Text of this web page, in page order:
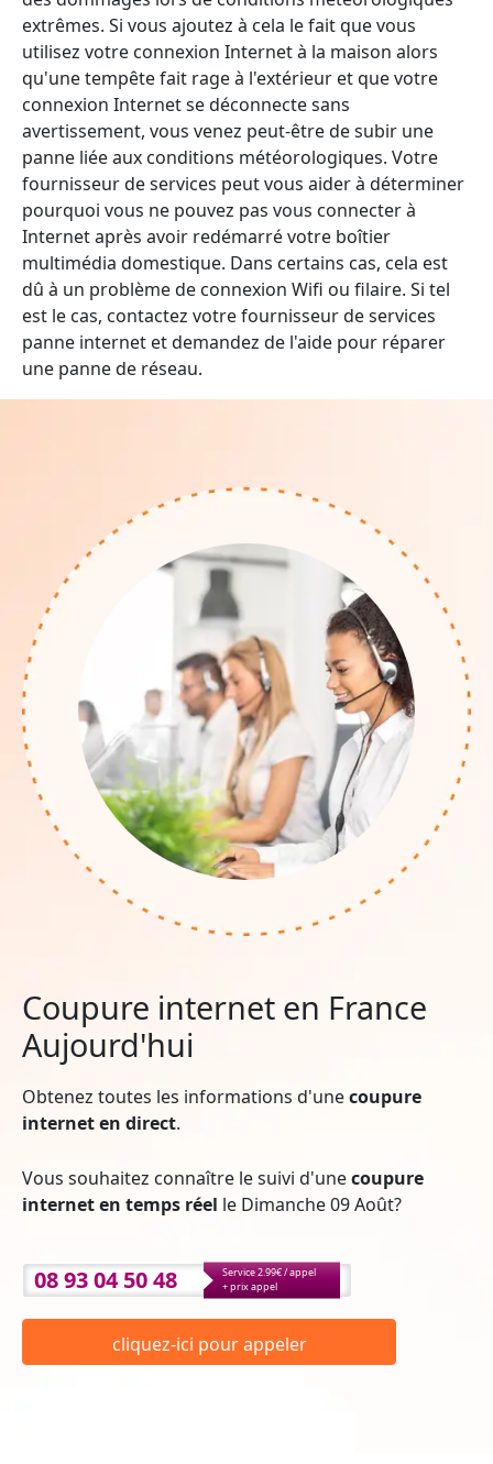
extrêmes. Si vous ajoutez à cela le fait que vous
utilisez votre connexion Internet à la maison alors
qu'une tempête fait rage à l'extérieur et que votre
connexion Internet se déconnecte sans
avertissement, vous venez peut-être de subir une
panne liée aux conditions météorologiques. Votre
fournisseur de services peut vous aider à déterminer
pourquoi vous ne pouvez pas vous connecter à
Internet après avoir redémarré votre boîtier
multimédia domestique. Dans certains cas, cela est
dû à un problème de connexion Wifi ou filaire. Si tel
est le cas, contactez votre fournisseur de services
panne internet et demandez de l'aide pour réparer
une panne de réseau.
Coupure internet en France
Aujourd'hui
Obtenez toutes les informations d'unecoupure
internet en direct.
Vous souhaitez connaître le suivi d'unecoupure
internet en temps réel le Dimanche 09 Août?
08 93 04 50 48
Service 2.99€ / appel
+ prix appel
cliquez-ici pour appeler